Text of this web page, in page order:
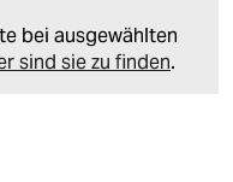
bei ausgewählten
sind sie zu finden.